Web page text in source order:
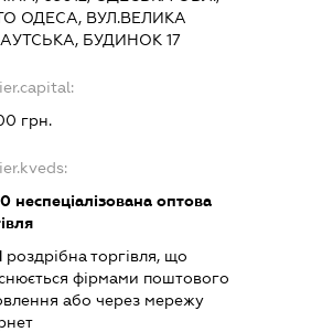
ОДЕСА, ВУЛ.ВЕЛИКА
БУДИНОК 17
грн.
неспеціалізована оптова
роздрібна торгівля, що
фірмами поштового
або через мережу